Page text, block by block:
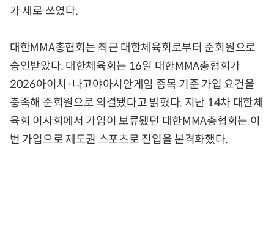
가 새로 쓰였다.
대한MMA총협회는 최근 대한체육회로부터 준회원으로
승인받았다. 대한체육회는 16일 대한MMA총협회가
2026아이치·나고야아시안게임 종목 기준 가입 요건을
충족해 준회원으로 의결됐다고 밝혔다. 지난 14차 대한체
육회 이사회에서 가입이 보류됐던 대한MMA총협회는 이
번 가입으로 제도권 스포츠로 진입을 본격화했다.